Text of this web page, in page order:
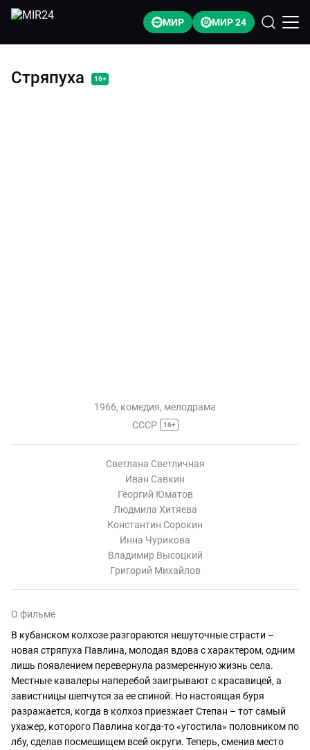
МИР МИР 24
Стряпуха 16+
1966, комедия, мелодрама
СССР
16+
Светлана Светличная
Иван Савкин
Георгий Юматов
Людмила Хитяева
Константин Сорокин
Инна Чурикова
Владимир Высоцкий
Григорий Михайлов
О фильме
В кубанском колхозе разгораются нешуточные страсти –
новая стряпуха Павлина, молодая вдова с характером, одним
лишь появлением перевернула размеренную жизнь села.
Местные кавалеры наперебой заигрывают с красавицей, а
завистницы шепчутся за ее спиной. Но настоящая буря
разражается, когда в колхоз приезжает Степан – тот самый
ухажер, которого Павлина когда-то «угостила» половником по
лбу, сделав посмешищем всей округи. Теперь, сменив место